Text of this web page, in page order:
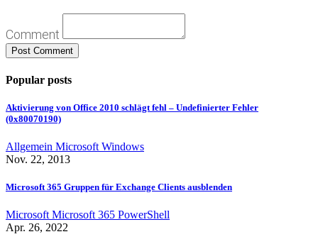
Comment
Popular posts
Aktivierung von Office 2010 schlägt fehl – Undefinierter Fehler
(0x80070190)
Allgemein Microsoft Windows
Nov. 22, 2013
Microsoft 365 Gruppen für Exchange Clients ausblenden
Microsoft Microsoft 365 PowerShell
Apr. 26, 2022